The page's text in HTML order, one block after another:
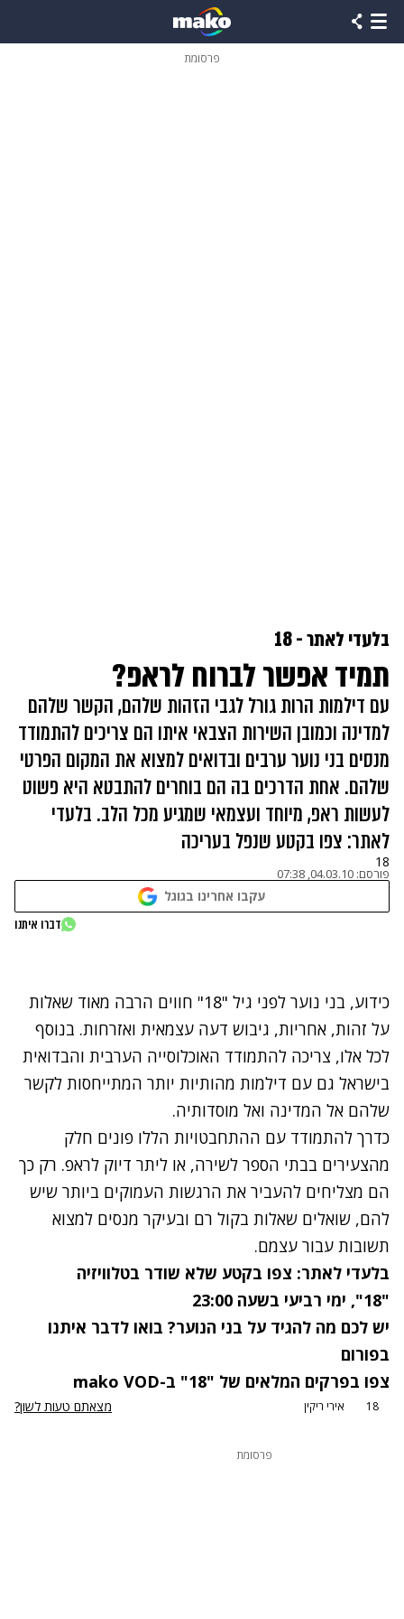
פרסומת
בלעדי לאתר - 18
תמיד אפשר לברוח לראפ?
עם דילמות הרות גורל לגבי הזהות שלהם, הקשר שלהם
למדינה וכמובן השירות הצבאי איתו הם צריכים להתמודד
מנסים בני נוער ערבים ובדואים למצוא את המקום הפרטי
שלהם. אחת הדרכים בה הם בוחרים להתבטא היא פשוט
לעשות ראפ, מיוחד ועצמאי שמגיע מכל הלב. בלעדי
לאתר: צפו בקטע שנפל בעריכה
18
פורסם: 04.03.10, 07:38
עקבו אחרינו בגוגל
נתקלנו בבעיה
דברו איתנו
כידוע, בני נוער לפני גיל "18" חווים הרבה מאוד שאלות
על זהות, אחריות, גיבוש דעה עצמאית ואזרחות. בנוסף
לכל אלו, צריכה להתמודד האוכלוסייה הערבית והבדואית
בישראל גם עם דילמות מהותיות יותר המתייחסות לקשר
שלהם אל המדינה ואל מוסדותיה.
כדרך להתמודד עם ההתחבטויות הללו פונים חלק
מהצעירים בבתי הספר לשירה, או ליתר דיוק לראפ. רק כך
הם מצליחים להעביר את הרגשות העמוקים ביותר שיש
להם, שואלים שאלות בקול רם ובעיקר מנסים למצוא
תשובות עבור עצמם.
בלעדי לאתר: צפו בקטע שלא שודר בטלוויזיה
"18", ימי רביעי בשעה 23:00
יש לכם מה להגיד על בני הנוער? בואו לדבר איתנו
בפורום
צפו בפרקים המלאים של "18" ב-mako VOD
18 אירי ריקין מצאתם טעות לשון?
פרסומת